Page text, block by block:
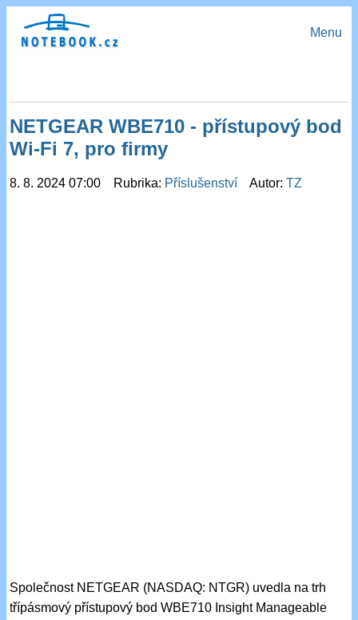
Menu
NETGEAR WBE710 - přístupový bod
Wi-Fi 7, pro firmy
8. 8. 2024 07:00 Rubrika: Příslušenství Autor:TZ
Společnost NETGEAR (NASDAQ: NTGR) uvedla na trh
třípásmový přístupový bod WBE710 Insight Manageable